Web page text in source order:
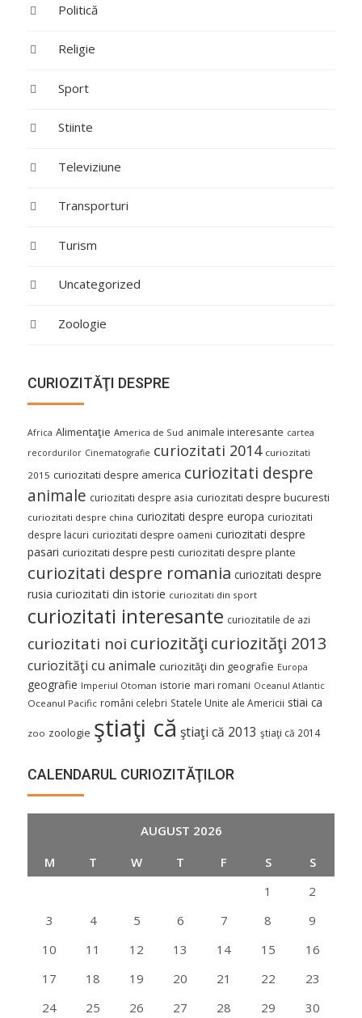
Politică
Religie
Sport
Stiinte
Televiziune
Transporturi
Turism
Uncategorized
Zoologie
CURIOZITĂŢI DESPRE
Africa Alimentaţie America de Sud animale interesante cartea
recordurilor Cinematografie curiozitati 2014 curiozitati
2015 curiozitati despre america curiozitati despre
animale curiozitati despre asia curiozitati despre bucuresti
curiozitati despre china curiozitati despre europa curiozitati
despre lacuri curiozitati despre oameni curiozitati despre
pasari curiozitati despre pesti curiozitati despre plante
curiozitati despre romania curiozitati despre
rusia curiozitati din istorie curiozitati din sport
curiozitati interesante curiozitatile de azi
curiozitati noi curiozităţi curiozităţi 2013
curiozităţi cu animale curiozităţi din geografie Europa
geografie Imperiul Otoman istorie mari romani Oceanul Atlantic
Oceanul Pacific români celebri Statele Unite ale Americii stiai ca
zoo zoologie ştiaţi că ştiaţi că 2013 ştiaţi că 2014
CALENDARUL CURIOZITĂŢILOR
AUGUST 2026
M
T W T F S
S
1
2
3
4 5 6 7 8
9
10
11 12 13 14 15
16
17
18 19 20 21 22
23
24
25 26 27 28 29 30